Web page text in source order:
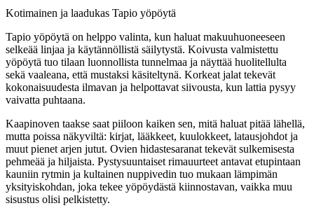
Kotimainen ja laadukas Tapio yöpöytä
Tapio yöpöytä on helppo valinta, kun haluat makuuhuoneeseen
selkeää linjaa ja käytännöllistä säilytystä. Koivusta valmistettu
yöpöytä tuo tilaan luonnollista tunnelmaa ja näyttää huolitellulta
sekä vaaleana, että mustaksi käsiteltynä. Korkeat jalat tekevät
kokonaisuudesta ilmavan ja helpottavat siivousta, kun lattia pysyy
vaivatta puhtaana.
Kaapinoven taakse saat piiloon kaiken sen, mitä haluat pitää lähellä,
mutta poissa näkyviltä: kirjat, lääkkeet, kuulokkeet, latausjohdot ja
muut pienet arjen jutut. Ovien hidastesaranat tekevät sulkemisesta
pehmeää ja hiljaista. Pystysuuntaiset rimauurteet antavat etupintaan
kauniin rytmin ja kultainen nuppivedin tuo mukaan lämpimän
yksityiskohdan, joka tekee yöpöydästä kiinnostavan, vaikka muu
sisustus olisi pelkistetty.